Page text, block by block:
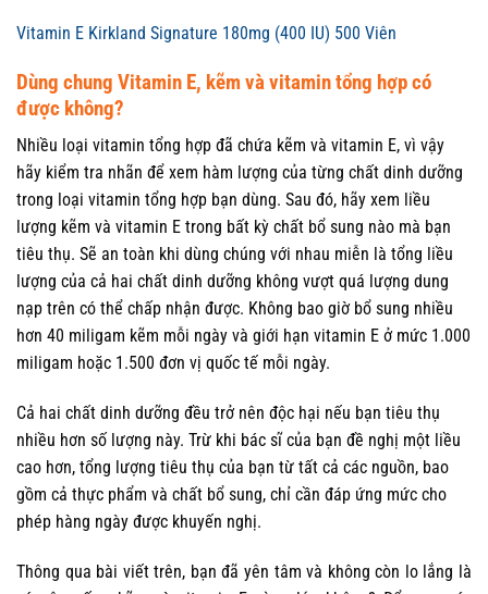
Vitamin E Kirkland Signature 180mg (400 IU) 500 Viên
Dùng chung Vitamin E, kẽm và vitamin tổng hợp có
được không?
Nhiều loại vitamin tổng hợp đã chứa kẽm và vitamin E, vì vậy
hãy kiểm tra nhãn để xem hàm lượng của từng chất dinh dưỡng
trong loại vitamin tổng hợp bạn dùng. Sau đó, hãy xem liều
lượng kẽm và vitamin E trong bất kỳ chất bổ sung nào mà bạn
tiêu thụ. Sẽ an toàn khi dùng chúng với nhau miễn là tổng liều
lượng của cả hai chất dinh dưỡng không vượt quá lượng dung
nạp trên có thể chấp nhận được. Không bao giờ bổ sung nhiều
hơn 40 miligam kẽm mỗi ngày và giới hạn vitamin E ở mức 1.000
miligam hoặc 1.500 đơn vị quốc tế mỗi ngày.
Cả hai chất dinh dưỡng đều trở nên độc hại nếu bạn tiêu thụ
nhiều hơn số lượng này. Trừ khi bác sĩ của bạn đề nghị một liều
cao hơn, tổng lượng tiêu thụ của bạn từ tất cả các nguồn, bao
gồm cả thực phẩm và chất bổ sung, chỉ cần đáp ứng mức cho
phép hàng ngày được khuyến nghị.
Thông qua bài viết trên, bạn đã yên tâm và không còn lo lắng là